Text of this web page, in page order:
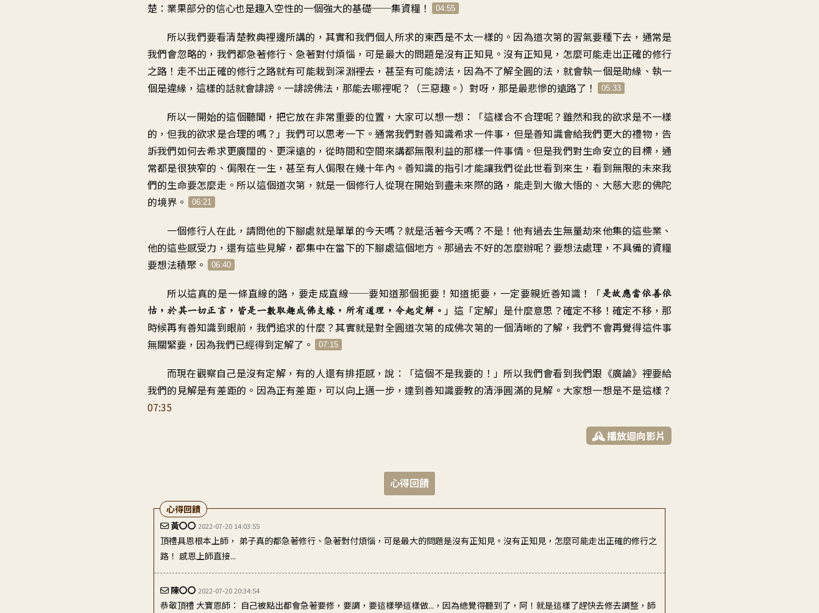
楚 ： 業果部分的信心也是趣入空性的一個強大的基礎──集資糧 ！ 04:55
所以我們要看清楚教典裡邊所講的 ， 其實和我們個人所求的東西是不太一樣的 。 因為道次第的習氣要種下去 ， 通常是
我們會忽略的 ， 我們都急著修行 、 急著對付煩惱 ， 可是最大的問題是沒有正知見 。沒有正知見，怎麼可能走出正確的修行
之路 ！ 走不出正確的修行之路就有可能栽到深淵裡去 ， 甚至有可能謗法 ， 因為不了解全圓的法 ， 就會執一個是助緣 、 執一
個是違緣 ， 這樣的話就會誹謗 。 一誹謗佛法 ， 那能去哪裡呢？（三惡趣。） 對呀 ， 那是最悲慘的遠路了 ！ 05:33
所以一開始的這個聽聞 ， 把它放在非常重要的位置 ， 大家可以想一想 ：「這樣合不合理呢？ 雖然和我的欲求是不一樣
的 ，但我的欲求是合理的嗎？」我們可以思考一下 。 通常我們對善知識希求一件事 ， 但是善知識會給我們更大的禮物， 告
訴我們如何去希求更廣闊的、更深遠的 ，從時間和空間來講都無限利益的那樣一件事情。但是我們對生命安立的目標， 通
常都是很狹窄的 、 侷限在一生 ，甚至有人侷限在幾十年內 。善知識的指引才能讓我們從此世看到來生，看到無限的未來我
們的生命要怎麼走 。所以這個道次第，就是一個修行人從現在開始到盡未來際的路 ， 能走到大徹大悟的 、 大慈大悲的佛陀
的境界 。 06:21
一個修行人在此 ， 請問他的下腳處就是單單的今天嗎 ？就是活著今天嗎？ 不是 ！他有過去生無量劫來他集的這些業 、
他的這些感受力 ， 還有這些見解 ，都集中在當下的下腳處這個地方 。 那過去不好的怎麼辦呢？ 要想法處理 ， 不具備的資糧
要想法積聚 。 06:40
所以這真的是一條直線的路 ， 要走成直線──要知道那個扼要 ！ 知道扼要，一定要親近善知識 ！「 是故應當依善依
怙 ， 於其一切正言 ， 皆是一數取趣成佛支緣，所有道理 ， 令起定解 。 」 這「定解」是什麼意思 ？確定不移 ！ 確定不移 ，那
時候再有善知識到眼前 ， 我們追求的什麼 ？其實就是對全圓道次第的成佛次第的一個清晰的了解 ， 我們不會再覺得這件事
無關緊要 ， 因為我們已經得到定解了 。 07:15
而現在觀察自己是沒有定解， 有的人還有排拒感 ，說：「這個不是我要的 ！」所以我們會看到我們跟《廣論》裡要給
我們的見解是有差距的 。 因為正有差距， 可以向上邁一步 ，達到善知識要教的清淨圓滿的見解 。 大家想一想是不是這樣？
07:35
播放迴向影片
心得回饋
黃〇〇 2022-07-20 14:03:55
頂禮具恩根本上師， 弟子真的都急著修行、急著對付煩惱，可是最大的問題是沒有正知見。沒有正知見，怎麼可能走出正確的修行之
路！ 感恩上師直接...
陳〇〇 2022-07-20 20:34:54
恭敬頂禮 大寶恩師： 自己被點出都會急著要修，要調，要這樣學這樣做...，因為總覺得聽到了，阿！就是這樣了趕快去修去調整，師
心得回饋